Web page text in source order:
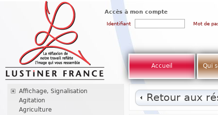
Accès à mon compte
Identifiant Mot de
Accueil Qui
Affichage, Signalisation
Agitation
Agriculture
Retour aux